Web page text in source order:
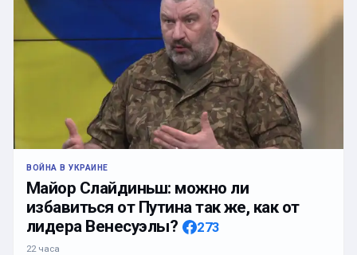
ВОЙНА В УКРАИНЕ
Майор Слайдиньш: можно ли
избавиться от Путина так же, как от
лидера Венесуэлы?
273
22 часа